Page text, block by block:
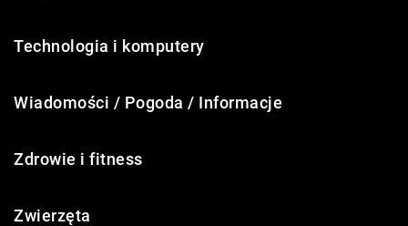
Technologia i komputery
Wiadomości / Pogoda / Informacje
Zdrowie i fitness
Zwierzęta